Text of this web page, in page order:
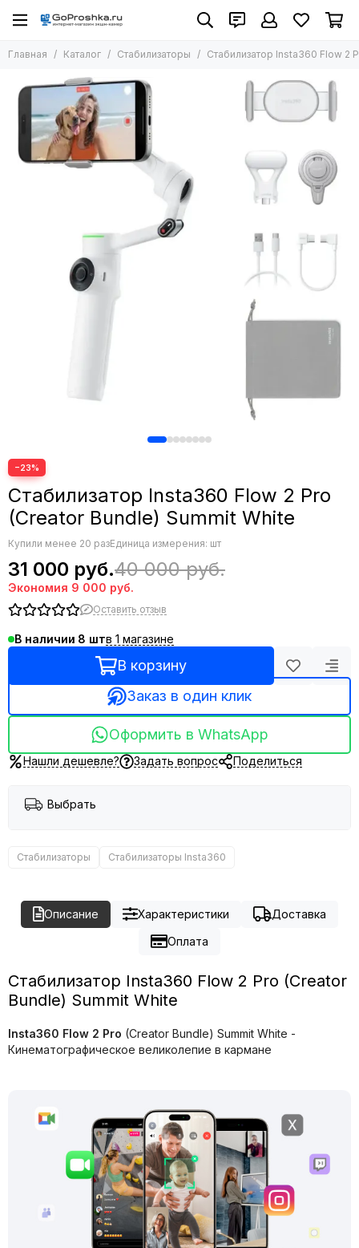
Стабилизаторы
Стабилизаторы Insta360
Стабилизаторы DJI Ronin RS 5
Стабилизаторы DJI Ronin RS 4
Стабилизаторы DJI Ronin RS 3
Стабилизаторы DJI Osmo Mobile
Главная Каталог Стабилизаторы Стабилизатор Insta360 Flow 2
−23%
Стабилизатор Insta360 Flow 2 Pro
(Creator Bundle) Summit White
Купили менее 20 разЕдиница измерения: шт
31 000 руб.40 000 руб.
Экономия 9 000 руб.
Оставить отзыв
В наличии 8 в 1 магазине
В корзину
Заказ в один клик
Оформить в WhatsApp
Нашли дешевле? Задать вопрос Поделиться
Выбрать
Стабилизаторы Стабилизаторы Insta360
Описание Характеристики
Доставка
Оплата
Стабилизатор Insta360 Flow 2 Pro (Creator
Bundle) Summit White
Insta360 Flow 2 Pro (Creator Bundle) Summit White -
Кинематографическое великолепие в кармане